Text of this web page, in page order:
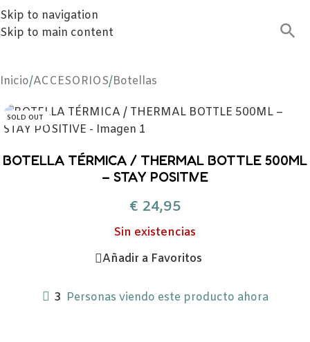
Skip to navigation
Skip to main content
Inicio/ACCESORIOS/Botellas
SOLD OUT
BOTELLA TÉRMICA / THERMAL BOTTLE 500ML
– STAY POSITIVE
€24,95
Sin existencias
Añadir a Favoritos
3 Personas viendo este producto ahora